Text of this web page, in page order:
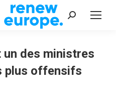
Recherche
des ministres
plus offensifs